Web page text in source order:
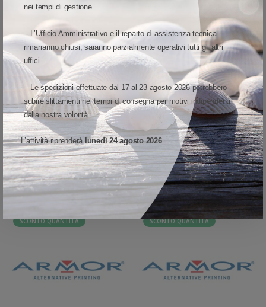
nei tempi di gestione.
- L’Ufficio Amministrativo e il reparto di assistenza tecnica
rimarranno chiusi, saranno parzialmente operativi tutti gli altri
uffici
- Le spedizioni effettuate dal 17 al 23 agosto 2026 potrebbero
subire slittamenti nei tempi di consegna per motivi indipendenti
dalla nostra volontà.
L’attività riprenderàlunedì 24 agosto 2026.
Testine compatibili
Tipo adesivo -
Tratteggio -
Forma
Peso -
Tipo stampa
ARMOR INKANTO ATN501 COMPOSIZ. CAPI E
ISTRUZIONI LAVAGGI ALTRE VARIANTI
SCONTO QUANTITÀ SCONTO QUANTITÀ